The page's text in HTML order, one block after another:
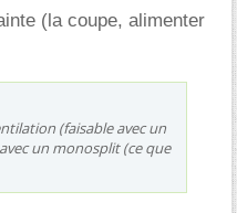
(la coupe, alimenter
(faisable avec un
un monosplit (ce que